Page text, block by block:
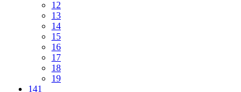
12
13
14
15
16
17
18
19
141